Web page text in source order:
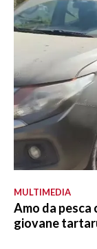
MULTIMEDIA
Amo da
giovane